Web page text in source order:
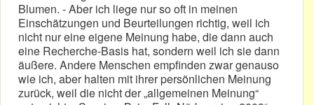
Blumen. - Aber ich liege nur so oft in meinen
Einschätzungen und Beurteilungen richtig, weil ich
nicht nur eine eigene Meinung habe, die dann auch
eine Recherche-Basis hat, sondern weil ich sie dann
äußere. Andere Menschen empfinden zwar genauso
wie ich, aber halten mit ihrer persönlichen Meinung
zurück, weil die nicht der „allgemeinen Meinung“